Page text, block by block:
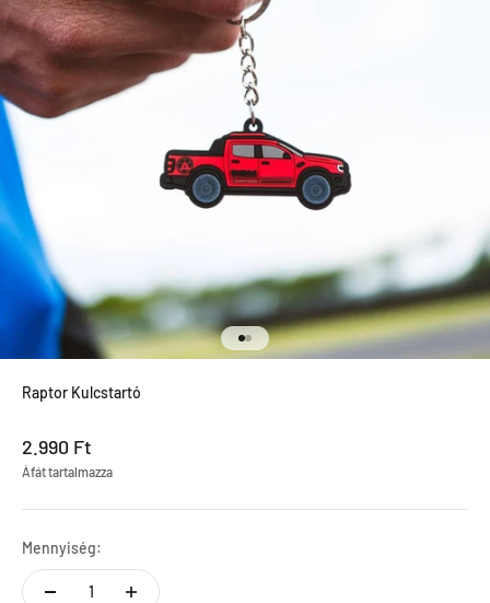
Menjen a termékre 1
Menjen a termékre 2
Raptor Kulcstartó
Leértékel ár
2.990 Ft
Áfát tartalmazza
Mennyiség: